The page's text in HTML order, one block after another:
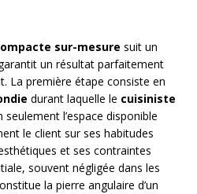
sur-mesure suit un
un résultat parfaitement
La première étape consiste en
durant laquelle le cuisiniste
seulement l’espace disponible
le client sur ses habitudes
et ses contraintes
souvent négligée dans les
la pierre angulaire d’un